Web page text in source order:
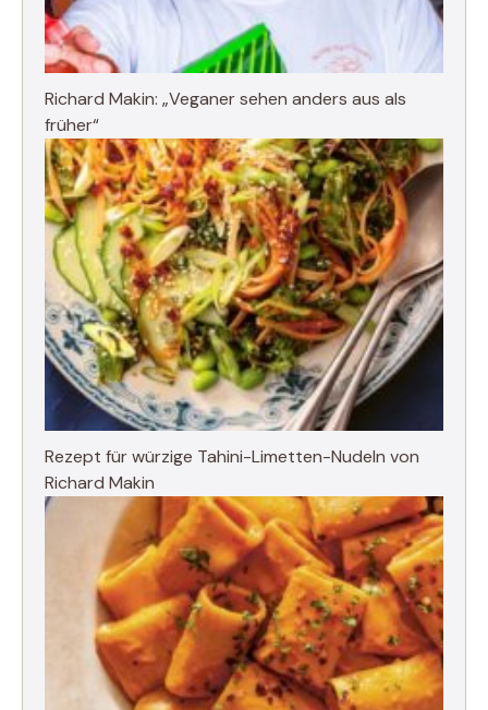
Richard Makin: „Veganer sehen anders aus als
früher“
Rezept für würzige Tahini-Limetten-Nudeln von
Richard Makin